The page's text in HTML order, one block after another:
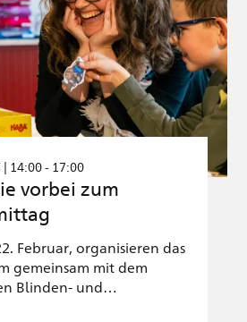
14:00 - 17:00
vorbei zum
Februar, organisieren das
gemeinsam mit dem
Blinden- und…